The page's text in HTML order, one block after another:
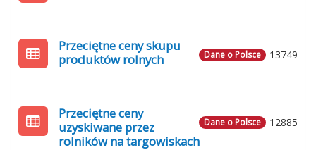
13749
Dane o Polsce
Przeciętne ceny skupu
produktów rolnych
12885
Dane o Polsce
Przeciętne ceny
uzyskiwane przez
rolników na targowiskach